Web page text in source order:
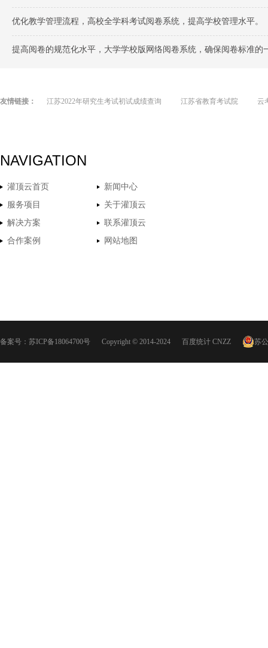
优化教学管理流程，高校全学科考试阅卷系统，提高学校管理水平。
提高阅卷的规范化水平，大学学校版网络阅卷系统，确保阅卷标准的
友情链接： 江苏2022年研究生考试初试成绩查询 江苏省教育考试院 云
NAVIGATION
灌顶云首页
新闻中心
服务项目
关于灌顶云
解决方案
联系灌顶云
合作案例
网站地图
备案号： 苏ICP备18064700号 Copyright © 2014-2024 百度统计 CNZZ 苏